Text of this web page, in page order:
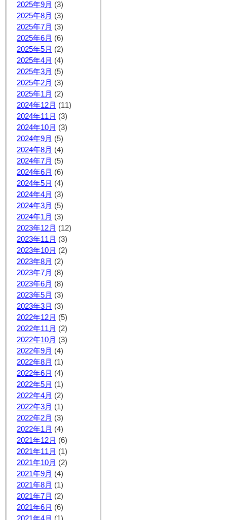
2025年9月 (3)
2025年8月 (3)
2025年7月 (3)
2025年6月 (6)
2025年5月 (2)
2025年4月 (4)
2025年3月 (5)
2025年2月 (3)
2025年1月 (2)
2024年12月 (11)
2024年11月 (3)
2024年10月 (3)
2024年9月 (5)
2024年8月 (4)
2024年7月 (5)
2024年6月 (6)
2024年5月 (4)
2024年4月 (3)
2024年3月 (5)
2024年1月 (3)
2023年12月 (12)
2023年11月 (3)
2023年10月 (2)
2023年8月 (2)
2023年7月 (8)
2023年6月 (8)
2023年5月 (3)
2023年3月 (3)
2022年12月 (5)
2022年11月 (2)
2022年10月 (3)
2022年9月 (4)
2022年8月 (1)
2022年6月 (4)
2022年5月 (1)
2022年4月 (2)
2022年3月 (1)
2022年2月 (3)
2022年1月 (4)
2021年12月 (6)
2021年11月 (1)
2021年10月 (2)
2021年9月 (4)
2021年8月 (1)
2021年7月 (2)
2021年6月 (6)